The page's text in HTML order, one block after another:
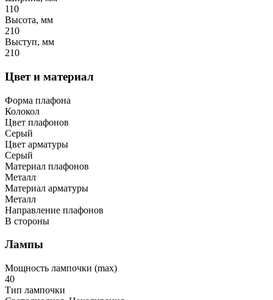
110
Высота, мм
210
Выступ, мм
210
Цвет и материал
Форма плафона
Колокол
Цвет плафонов
Серый
Цвет арматуры
Серый
Материал плафонов
Металл
Материал арматуры
Металл
Направление плафонов
В стороны
Лампы
Мощность лампочки (max)
40
Тип лампочки